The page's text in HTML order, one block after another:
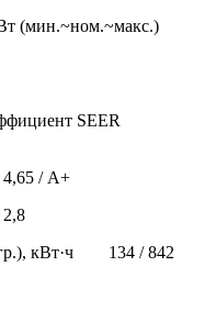
(мин.~ном.~макс.)
SEER
4,65 / А+
2,8
кВт·ч
134 / 842